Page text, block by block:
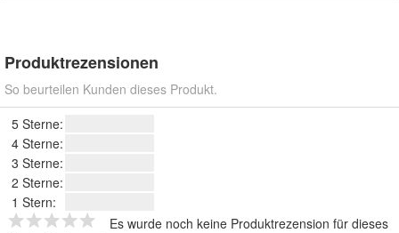
Produktrezensionen
So beurteilen Kunden dieses Produkt.
5 Sterne:
4 Sterne:
3 Sterne:
2 Sterne:
1 Stern:
Es wurde noch keine Produktrezension für dieses